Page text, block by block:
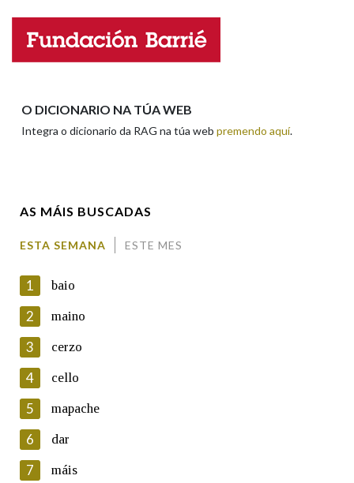
LIMPAR
Nome
En cumprimento da normativa vixente en materia de
Protección de Datos de Carácter Persoal, a Real Academia
Galega informa a aqueles usuarios que faciliten o seu correo
electrónico, así como calquera outra información de carácter
persoal, que estes datos serán obxecto de tratamento
automatizado de carácter confidencial e incorporados aos seus
ficheiros informáticos. Así mesmo, os usuarios poderán exercer o
seu dereito de acceso, rectificación, oposición e cancelación dos
seus datos poñéndose en contacto connosco.
O DICIONARIO NA TÚA WEB
Integra o dicionario da RAG na túa web premendo aquí.
AS MÁIS BUSCADAS
ESTA SEMANA ESTE MES
1 baio
2 maino
3 cerzo
4 cello
5 mapache
6 dar
7 máis